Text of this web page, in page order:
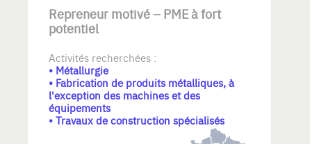
Repreneur motivé – PME à fort
potentiel
Activités recherchées :
• Métallurgie
• Fabrication de produits métalliques, à
l'exception des machines et des
équipements
• Travaux de construction spécialisés